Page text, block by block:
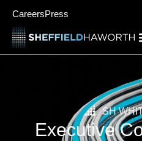
CareersPress
SH
Executive